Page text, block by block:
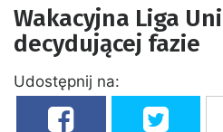
Wakacyjna Liga
decydującej fazie
Udostępnij na: